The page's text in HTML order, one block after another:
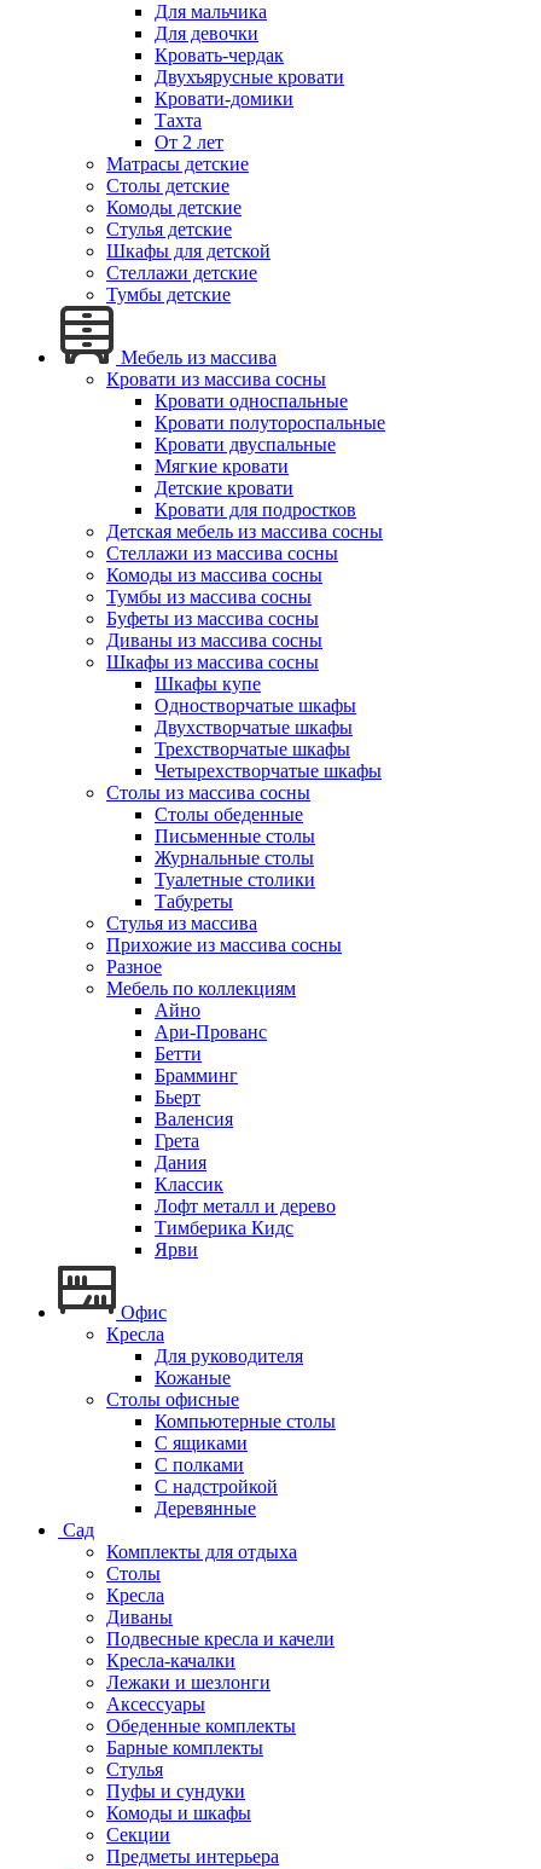
Для мальчика
Для девочки
Кровать-чердак
Двухъярусные кровати
Кровати-домики
Тахта
От 2 лет
Матрасы детские
Столы детские
Комоды детские
Стулья детские
Шкафы для детской
Стеллажи детские
Тумбы детские
Мебель из массива
Кровати из массива сосны
Кровати односпальные
Кровати полутороспальные
Кровати двуспальные
Мягкие кровати
Детские кровати
Кровати для подростков
Детская мебель из массива сосны
Стеллажи из массива сосны
Комоды из массива сосны
Тумбы из массива сосны
Буфеты из массива сосны
Диваны из массива сосны
Шкафы из массива сосны
Шкафы купе
Одностворчатые шкафы
Двухстворчатые шкафы
Трехстворчатые шкафы
Четырехстворчатые шкафы
Столы из массива сосны
Столы обеденные
Письменные столы
Журнальные столы
Туалетные столики
Табуреты
Стулья из массива
Прихожие из массива сосны
Разное
Мебель по коллекциям
Айно
Ари-Прованс
Бетти
Брамминг
Бьерт
Валенсия
Грета
Дания
Классик
Лофт металл и дерево
Тимберика Кидс
Ярви
Офис
Кресла
Для руководителя
Кожаные
Столы офисные
Компьютерные столы
С ящиками
С полками
С надстройкой
Деревянные
Сад
Комплекты для отдыха
Столы
Кресла
Диваны
Подвесные кресла и качели
Кресла-качалки
Лежаки и шезлонги
Аксессуары
Обеденные комплекты
Барные комплекты
Стулья
Пуфы и сундуки
Комоды и шкафы
Секции
Предметы интерьера